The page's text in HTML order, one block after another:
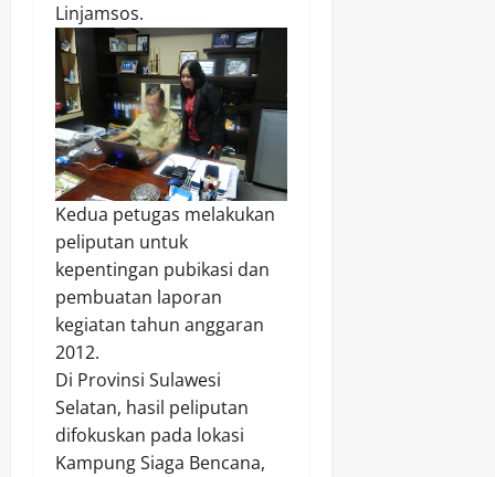
Linjamsos.
Kedua petugas melakukan
peliputan untuk
kepentingan pubikasi dan
pembuatan laporan
kegiatan tahun anggaran
2012.
Di Provinsi Sulawesi
Selatan, hasil peliputan
difokuskan pada lokasi
Kampung Siaga Bencana,